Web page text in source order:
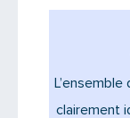
clairement